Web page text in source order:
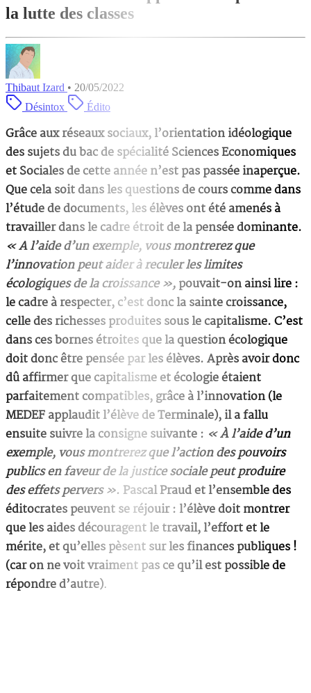
la lutte des classes
Thibaut Izard • 20/05/2022
Désintox
Édito
Grâce aux réseaux sociaux, l’orientation idéologique
des sujets du bac de spécialité Sciences Economiques
et Sociales de cette année n’est pas passée inaperçue.
Que cela soit dans les questions de cours comme dans
l’étude de documents, les élèves ont été amenés à
travailler dans le cadre étroit de la pensée dominante.
« A l’aide d’un exemple, vous montrerez que
l’innovation peut aider à reculer les limites
écologiques de la croissance »,pouvait-on ainsi lire :
le cadre à respecter, c’est donc la sainte croissance,
celle des richesses produites sous le capitalisme. C’est
dans ces bornes étroites que la question écologique
doit donc être pensée par les élèves. Après avoir donc
dû affirmer que capitalisme et écologie étaient
parfaitement compatibles, grâce à l’innovation (le
MEDEF applaudit l’élève de Terminale), il a fallu
ensuite suivre la consigne suivante : « À l’aide d’un
exemple, vous montrerez que l’action des pouvoirs
publics en faveur de la justice sociale peut produire
des effets pervers ». Pascal Praud et l’ensemble des
éditocrates peuvent se réjouir : l’élève doit montrer
que les aides découragent le travail, l’effort et le
mérite, et qu’elles pèsent sur les finances publiques !
(car on ne voit vraiment pas ce qu’il est possible de
répondre d’autre).